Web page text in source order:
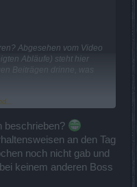
Abgesehen vom Video
Abläufe) steht hier
Beiträgen drinne, was
persönlichen Disputs
sind entfernt
beschrieben?
an den Tag
noch nicht gab und
keinem anderen Boss